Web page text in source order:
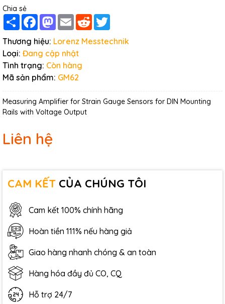
Chia sẻ
Share FacebookMastodon
Email Reddit
Thương hiệu: Lorenz Messtechnik
Loại: Đang cập nhật
Tình trạng: Còn hàng
Mã sản phẩm: GM62
Measuring Amplifier for Strain Gauge Sensors for DIN Mounting
Rails with Voltage Output
Liên hệ
CAM KẾT CỦA CHÚNG TÔI
Cam kết 100% chính hãng
Hoàn tiền 111% nếu hàng giả
Giao hàng nhanh chóng & an toàn
Hàng hóa đầy đủ CO, CQ
Hỗ trợ 24/7